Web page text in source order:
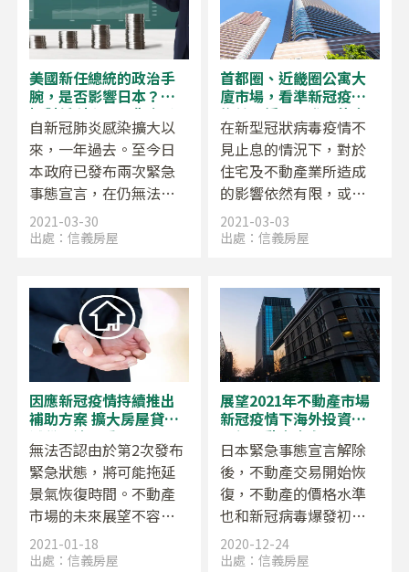
日本大地震和金融海
嘯，這次地價下跌的主
要特徵是，不動產的交
易量並沒有萎縮，交易
價格也維持在高水準。
美國新任總統的政治手
腕，是否影響日本？市
場對低利率、量化寬鬆
的熱錢以及金融政策變
化的警戒感
自新冠肺炎感染擴大以
來，一年過去。至今日
本政府已發布兩次緊急
事態宣言，在仍無法預
期疫情何時可能獲得控
制的局勢之中，日經平
點。
2021-03-30
出處： 信義房屋
首都圈、近畿圈公寓大
廈市場，看準新冠疫情
趨於平緩，需求可能會
在年內回歸都心部
在新型冠狀病毒疫情不
見止息的情況下，對於
住宅及不動產業所造成
的影響依然有限，或者
應該說，並未受到那麼
嚴重的影響。
2021-03-03
出處： 信義房屋
因應新冠疫情持續推出
補助方案 擴大房屋貸款
減稅、遠距看屋
無法否認由於第2次發布
緊急狀態，將可能拖延
景氣恢復時間。不動產
市場的未來展望不容大
意的狀態也仍持續著，
但即使處於新冠疫情之
2021-01-18
出處： 信義房屋
展望2021年不動產市場
新冠疫情下海外投資家
引領不動產走向
日本緊急事態宣言解除
後，不動產交易開始恢
復，不動產的價格水準
也和新冠病毒爆發初期
幾乎一面倒的暴跌言論
背道而馳，價格持續維
2020-12-24
出處： 信義房屋